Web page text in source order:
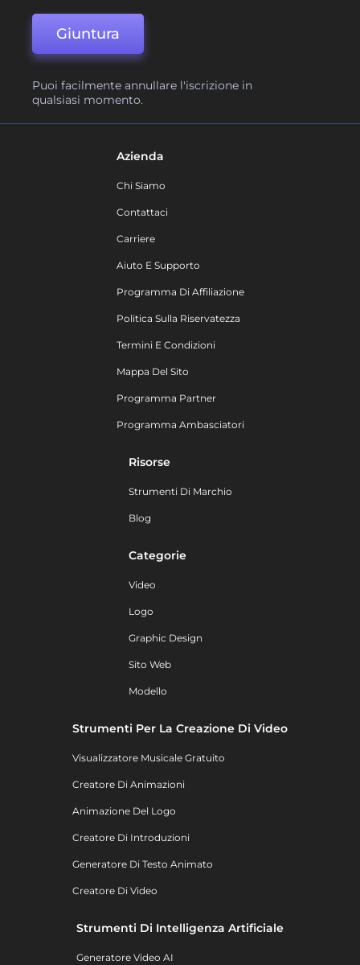
Giuntura
Puoi facilmente annullare l'iscrizione in
qualsiasi momento.
Azienda
Chi Siamo
Contattaci
Carriere
Aiuto E Supporto
Programma Di Affiliazione
Politica Sulla Riservatezza
Termini E Condizioni
Mappa Del Sito
Programma Partner
Programma Ambasciatori
Risorse
Strumenti Di Marchio
Blog
Categorie
Video
Logo
Graphic Design
Sito Web
Modello
Strumenti Per La Creazione Di Video
Visualizzatore Musicale Gratuito
Creatore Di Animazioni
Animazione Del Logo
Creatore Di Introduzioni
Generatore Di Testo Animato
Creatore Di Video
Strumenti Di Intelligenza Artificiale
Generatore Video AI